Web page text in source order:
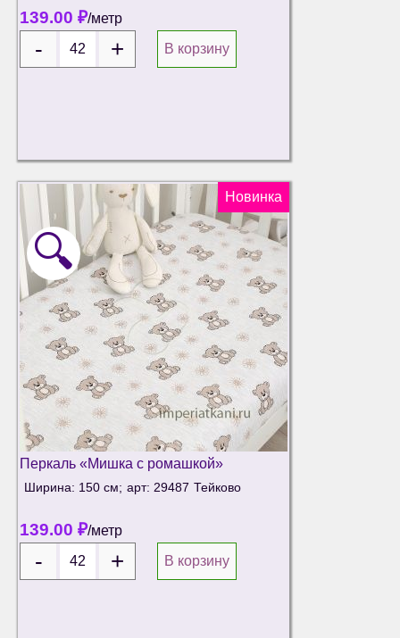
139.00 ₽/метр
В корзину
🔍
Новинка
Перкаль «Мишка с ромашкой»
Ширина: 150 см; арт: 29487 Тейково
139.00 ₽/метр
В корзину